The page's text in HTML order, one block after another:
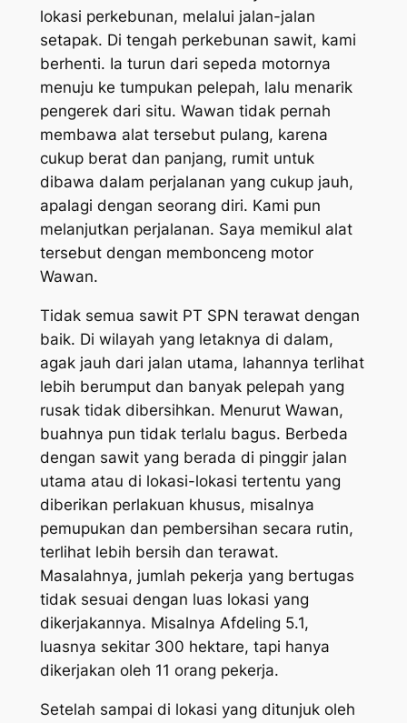
lokasi perkebunan, melalui jalan-jalan
setapak. Di tengah perkebunan sawit, kami
berhenti. Ia turun dari sepeda motornya
menuju ke tumpukan pelepah, lalu menarik
pengerek dari situ. Wawan tidak pernah
membawa alat tersebut pulang, karena
cukup berat dan panjang, rumit untuk
dibawa dalam perjalanan yang cukup jauh,
apalagi dengan seorang diri. Kami pun
melanjutkan perjalanan. Saya memikul alat
tersebut dengan membonceng motor
Wawan.
Tidak semua sawit PT SPN terawat dengan
baik. Di wilayah yang letaknya di dalam,
agak jauh dari jalan utama, lahannya terlihat
lebih berumput dan banyak pelepah yang
rusak tidak dibersihkan. Menurut Wawan,
buahnya pun tidak terlalu bagus. Berbeda
dengan sawit yang berada di pinggir jalan
utama atau di lokasi-lokasi tertentu yang
diberikan perlakuan khusus, misalnya
pemupukan dan pembersihan secara rutin,
terlihat lebih bersih dan terawat.
Masalahnya, jumlah pekerja yang bertugas
tidak sesuai dengan luas lokasi yang
dikerjakannya. Misalnya Afdeling 5.1,
luasnya sekitar 300 hektare, tapi hanya
dikerjakan oleh 11 orang pekerja.
Setelah sampai di lokasi yang ditunjuk oleh